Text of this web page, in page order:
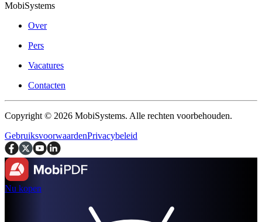
MobiSystems
Over
Pers
Vacatures
Contacten
Copyright © 2026 MobiSystems. Alle rechten voorbehouden.
GebruiksvoorwaardenPrivacybeleid
Nu kopen